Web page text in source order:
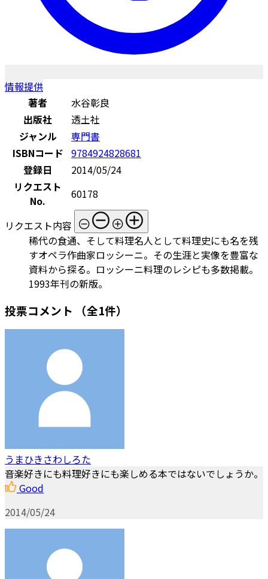
情報提供
著者
水谷彰良
出版社
透土社
ジャンル
専門書
ISBNコード 9784924828681
登録日
2014/05/24
リクエスト
No.
60178
リクエスト内容
稀代の食通、そして料理名人として料理史にも名を残
すオペラ作曲家ロッシーニ。その生涯と実像を豊富な
資料から探る。ロッシーニ料理のレシピも多数掲載。
1993年刊の新版。
投票コメント （全1件）
うまひきさわしろた
音楽好きにも料理好きにも楽しめる本ではないでしょうか。
Good
2014/05/24